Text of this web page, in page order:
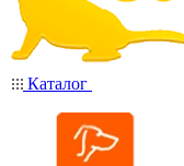
Каталог